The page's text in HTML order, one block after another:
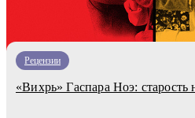
Рецензии
«Вихрь» Гаспара Ноэ: старость